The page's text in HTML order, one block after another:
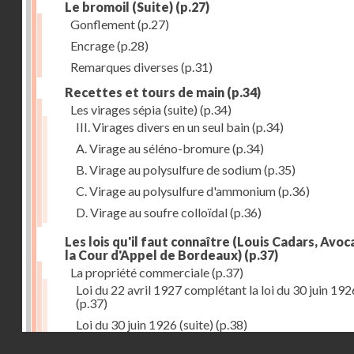
Le bromoil (Suite) (p.27)
Gonflement(p.27)
Encrage(p.28)
Remarques diverses (p.31)
Recettes et tours de main (p.34)
Les virages sépia (suite) (p.34)
III. Virages divers en un seul bain(p.34)
A. Virage au séléno-bromure(p.34)
B. Virage au polysulfure de sodium(p.35)
C. Virage au polysulfure d'ammonium(p.36)
D. Virage au soufre colloïdal(p.36)
Les lois qu'il faut connaître (Louis Cadars,
la Cour d'Appel de Bordeaux) (p.37)
La propriété commerciale(p.37)
Loi du 22 avril 1927 complétant la loi du 30 juin
(p.37)
Loi du 30 juin 1926 (suite) (p.38)